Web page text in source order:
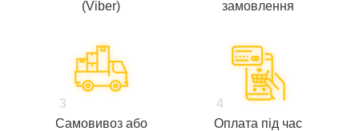
(Viber)
замовлення
3
Самовивоз або
4
Оплата під час